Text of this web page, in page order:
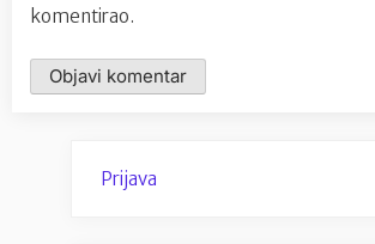
komentirao.
Prijava